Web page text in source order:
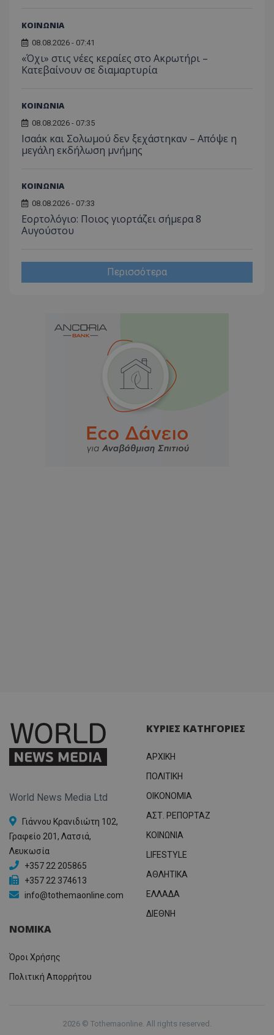
ΚΟΙΝΩΝΙΑ
08.08.2026 - 07:41
«Όχι» στις νέες κεραίες στο Ακρωτήρι –
Κατεβαίνουν σε διαμαρτυρία
ΚΟΙΝΩΝΙΑ
08.08.2026 - 07:35
Ισαάκ και Σολωμού δεν ξεχάστηκαν – Απόψε η
μεγάλη εκδήλωση μνήμης
ΚΟΙΝΩΝΙΑ
08.08.2026 - 07:33
Εορτολόγιο: Ποιος γιορτάζει σήμερα 8
Αυγούστου
Περισσότερα
World News Media Ltd
Γιάννου Κρανιδιώτη 102,
Γραφείο 201, Λατσιά,
Λευκωσία
+357 22 205865
+357 22 374613
info@tothemaonline.com
ΚΥΡΙΕΣ ΚΑΤΗΓΟΡΙΕΣ
ΑΡΧΙΚΗ
ΠΟΛΙΤΙΚΗ
OIKONOMIA
ΑΣΤ. ΡΕΠΟΡΤΑΖ
ΚΟΙΝΩΝΙΑ
LIFESTYLE
ΑΘΛΗΤΙΚΑ
ΕΛΛΑΔΑ
ΔΙΕΘΝΗ
ΝΟΜΙΚΑ
Όροι Χρήσης
Πολιτική Απορρήτου
2026 © Tothemaonline. All rights reserved.